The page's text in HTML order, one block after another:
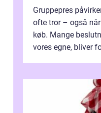
Gruppepres
ofte tror – også
køb. Mange
vores egne, bliver